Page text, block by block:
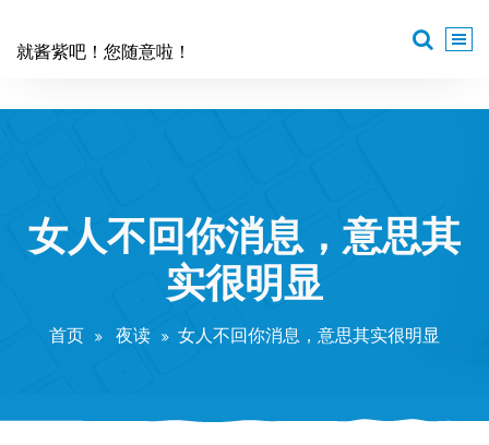
就酱紫吧！您随意啦！
女人不回你消息，意思其
实很明显
首页 夜读 女人不回你消息，意思其实很明显